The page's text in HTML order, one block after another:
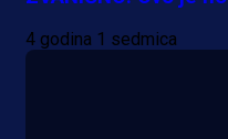
Da li je
je
4 godina 1 sedmica